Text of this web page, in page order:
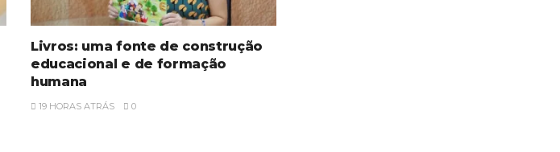
Livros: uma fonte de construção
educacional e de formação
humana
19 HORAS ATRÁS 0